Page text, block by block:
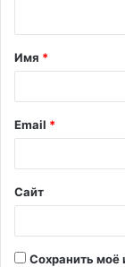
Имя *
Email *
Сайт
Сохранить моё